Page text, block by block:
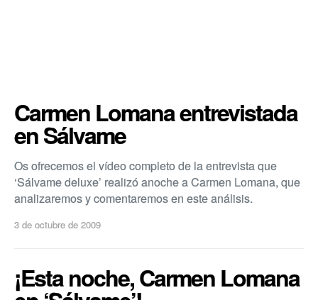
Carmen Lomana entrevistada
en Sálvame
Os ofrecemos el ví­deo completo de la entrevista que
‘Sálvame deluxe’ realizó anoche a Carmen Lomana, que
analizaremos y comentaremos en este análisis.
3 de octubre de 2009
¡Esta noche, Carmen Lomana